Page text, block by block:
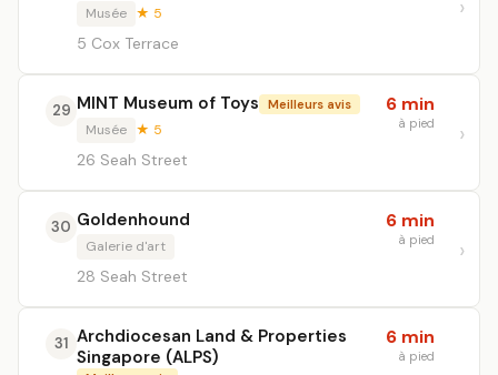
Musée ★ 5
5 Cox Terrace
29 MINT Museum of Toys Meilleurs avis
Musée ★ 5
26 Seah Street
6 min
à pied
30 Goldenhound
Galerie d'art
28 Seah Street
6 min
à pied
31 Archdiocesan Land & Properties
Singapore (ALPS)
6 min
à pied